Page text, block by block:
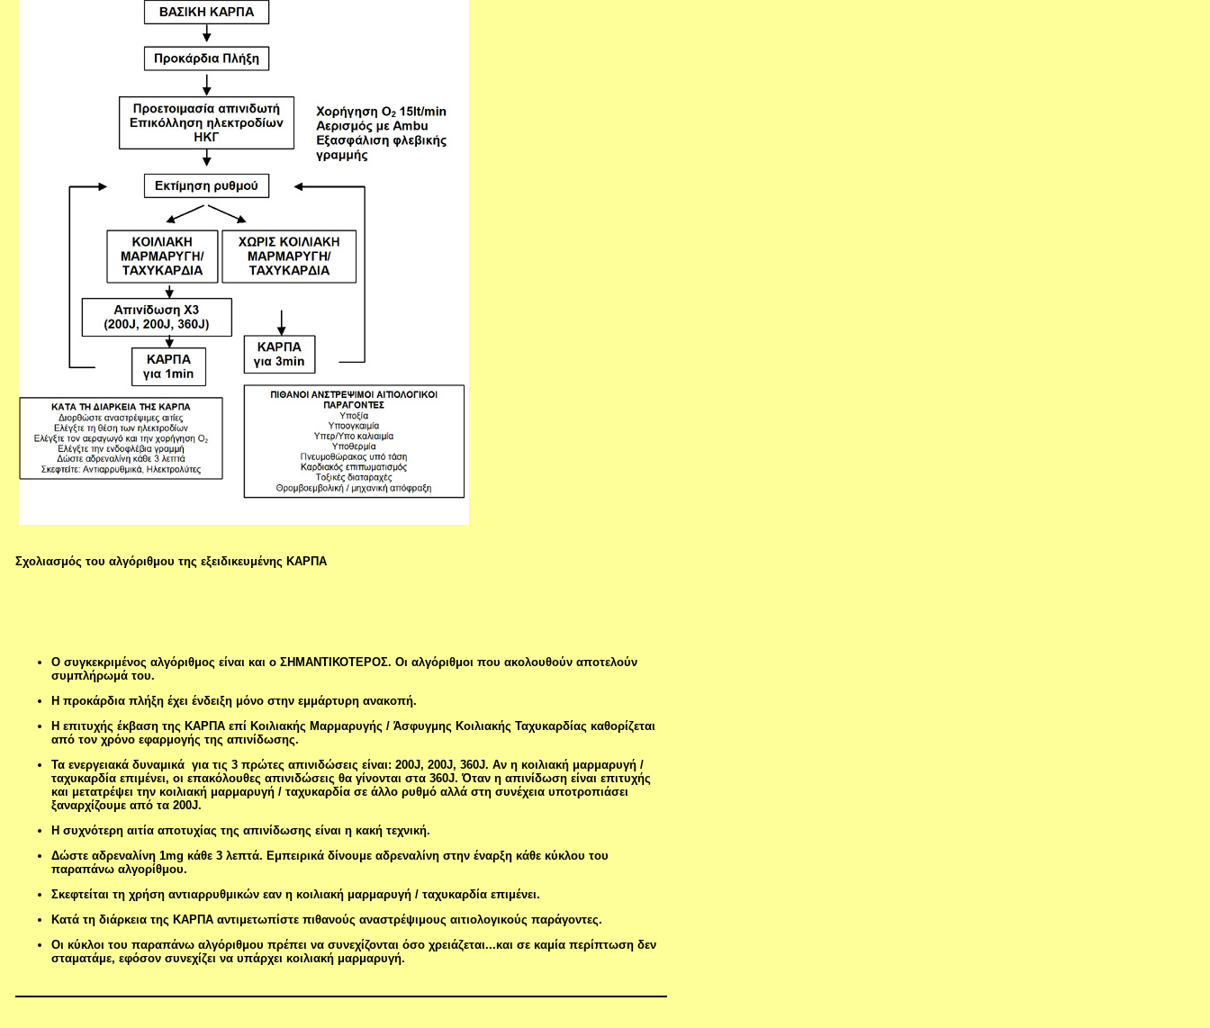
Σχολιασμός του αλγόριθμου της εξειδικευμένης ΚΑΡΠΑ
Ο συγκεκριμένος αλγόριθμος είναι και ο ΣΗΜΑΝΤΙΚΟΤΕΡΟΣ. Οι αλγόριθμοι που ακολουθούν αποτελούν
συμπλήρωμά του.
Η προκάρδια πλήξη έχει ένδειξη μόνο στην εμμάρτυρη ανακοπή.
Η επιτυχής έκβαση της ΚΑΡΠΑ επί Κοιλιακής Μαρμαρυγής / Άσφυγμης Κοιλιακής Ταχυκαρδίας καθορίζεται
από τον χρόνο εφαρμογής της απινίδωσης.
Τα ενεργειακά δυναμικά για τις 3 πρώτες απινιδώσεις είναι: 200J, 200J, 360J. Αν η κοιλιακή μαρμαρυγή /
ταχυκαρδία επιμένει, οι επακόλουθες απινιδώσεις θα γίνονται στα 360J. Όταν η απινίδωση είναι επιτυχής
και μετατρέψει την κοιλιακή μαρμαρυγή / ταχυκαρδία σε άλλο ρυθμό αλλά στη συνέχεια υποτροπιάσει
ξαναρχίζουμε από τα 200J.
Η συχνότερη αιτία αποτυχίας της απινίδωσης είναι η κακή τεχνική.
Δώστε αδρεναλίνη 1mg κάθε 3 λεπτά. Εμπειρικά δίνουμε αδρεναλίνη στην έναρξη κάθε κύκλου του
παραπάνω αλγορίθμου.
Σκεφτείται τη χρήση αντιαρρυθμικών εαν η κοιλιακή μαρμαρυγή / ταχυκαρδία επιμένει.
Κατά τη διάρκεια της ΚΑΡΠΑ αντιμετωπίστε πιθανούς αναστρέψιμους αιτιολογικούς παράγοντες.
Οι κύκλοι του παραπάνω αλγόριθμου πρέπει να συνεχίζονται όσο χρειάζεται...και σε καμία περίπτωση δεν
σταματάμε, εφόσον συνεχίζει να υπάρχει κοιλιακή μαρμαρυγή.